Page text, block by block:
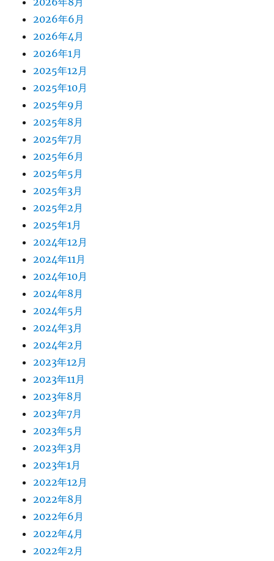
2026年6月
2026年4月
2026年1月
2025年12月
2025年10月
2025年9月
2025年8月
2025年7月
2025年6月
2025年5月
2025年3月
2025年2月
2025年1月
2024年12月
2024年11月
2024年10月
2024年8月
2024年5月
2024年3月
2024年2月
2023年12月
2023年11月
2023年8月
2023年7月
2023年5月
2023年3月
2023年1月
2022年12月
2022年8月
2022年6月
2022年4月
2022年2月